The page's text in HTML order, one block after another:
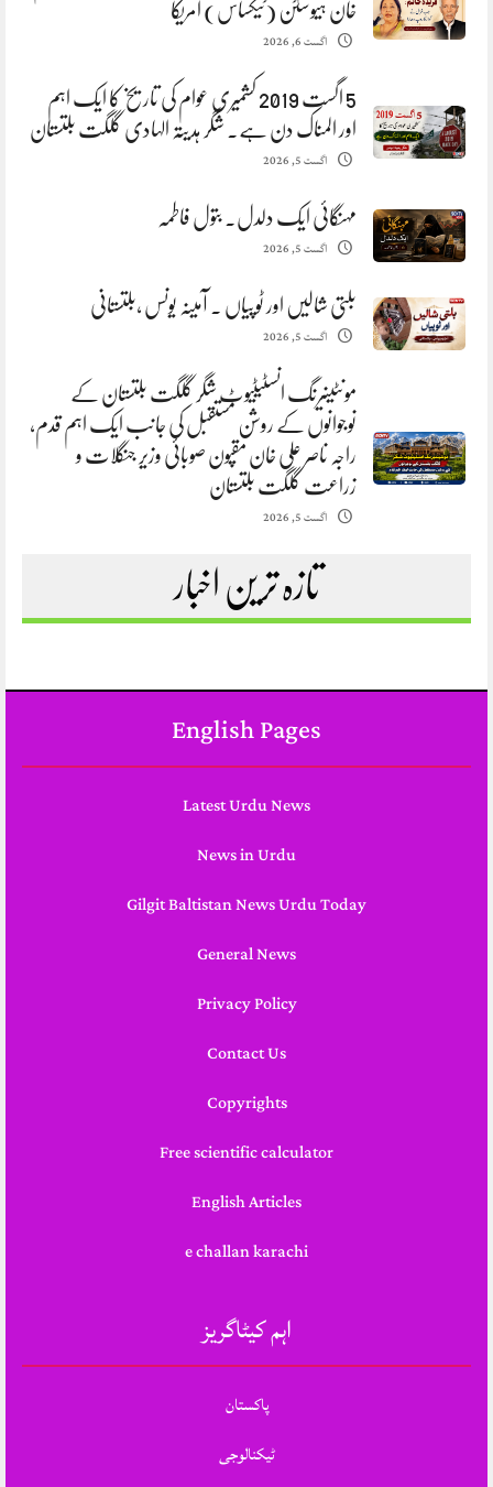
خان ہیوسٹن (ٹیکساس) امریکا
اگست 6, 2026
5 اگست 2019 کشمیری عوام کی تاریخ کا ایک اہم
اور المناک دن ہے. شگر ہدیتہ الہادی گلگت بلتستان
اگست 5, 2026
مہنگائی ایک دلدل. بتول فاطمہ
اگست 5, 2026
بلتی شالیں اور ٹوپیاں . آمینہ یونس ،بلتستانی
اگست 5, 2026
مونٹینیرنگ انسٹیٹیوٹ شگر گلگت بلتستان کے
نوجوانوں کے روشن مستقبل کی جانب ایک اہم قدم،
راجہ ناصر علی خان مقپون صوبائی وزیر جنگلات و
زراعت گلگت بلتستان
اگست 5, 2026
تازہ ترین اخبار
English Pages
Latest Urdu News
News in Urdu
Gilgit Baltistan News Urdu Today
General News
Privacy Policy
Contact Us
Copyrights
Free scientific calculator
English Articles
e challan karachi
اہم کیٹاگریز
پاکستان
ٹیکنالوجی